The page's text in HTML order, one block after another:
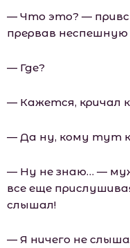
— Что это? —
прервав
— Где?
— Кажется, кричал
— Да ну, кому тут
— Ну не знаю… —
все еще
слышал!
— Я ничего не